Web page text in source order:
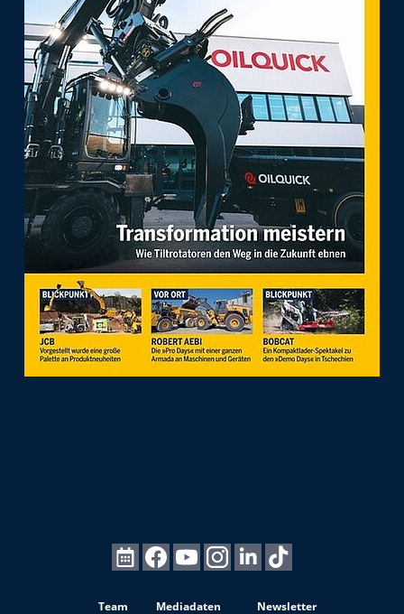
Team Mediadaten Newsletter